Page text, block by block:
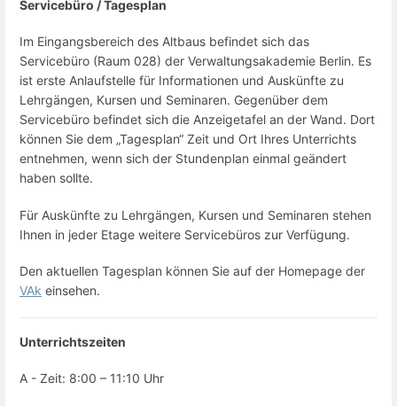
Servicebüro / Tagesplan
Im Eingangsbereich des Altbaus befindet sich das
Servicebüro (Raum 028) der Verwaltungsakademie Berlin. Es
ist erste Anlaufstelle für Informationen und Auskünfte zu
Lehrgängen, Kursen und Seminaren. Gegenüber dem
Servicebüro befindet sich die Anzeigetafel an der Wand. Dort
können Sie dem „Tagesplan“ Zeit und Ort Ihres Unterrichts
entnehmen, wenn sich der Stundenplan einmal geändert
haben sollte.
Für Auskünfte zu Lehrgängen, Kursen und Seminaren stehen
Ihnen in jeder Etage weitere Servicebüros zur Verfügung.
Den aktuellen Tagesplan können Sie auf der Homepage der
VAk einsehen.
Unterrichtszeiten
A - Zeit: 8:00 – 11:10 Uhr